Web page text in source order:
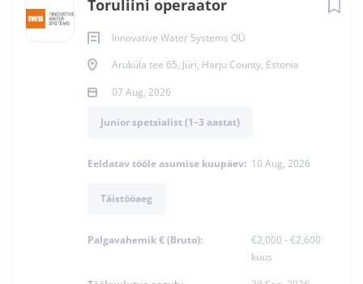
Toruliini operaator
Innovative Water Systems OÜ
Aruküla tee 65, Jüri, Harju County, Estonia
07 Aug, 2026
Junior spetsialist (1–3 aastat)
Eeldatav tööle asumise kuupäev: 10 Aug, 2026
Täistööaeg
Palgavahemik € (Bruto):
€2,000 - €2,600
kuus